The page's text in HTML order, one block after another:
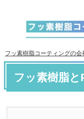
フッ素樹脂コーティングの会
フッ素樹脂